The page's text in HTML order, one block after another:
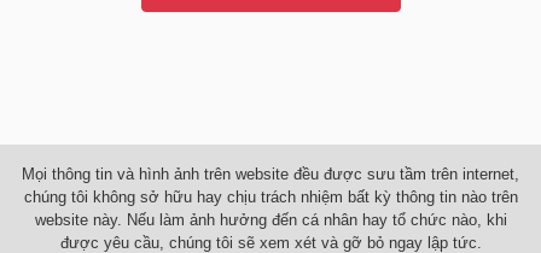
Mọi thông tin và hình ảnh trên website đều được sưu tầm trên internet,
chúng tôi không sở hữu hay chịu trách nhiệm bất kỳ thông tin nào trên
website này. Nếu làm ảnh hưởng đến cá nhân hay tổ chức nào, khi
được yêu cầu, chúng tôi sẽ xem xét và gỡ bỏ ngay lập tức.